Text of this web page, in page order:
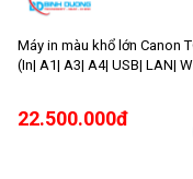
Máy in màu khổ lớn Canon
(In| A1| A3| A4| USB| LAN|
22.500.000đ